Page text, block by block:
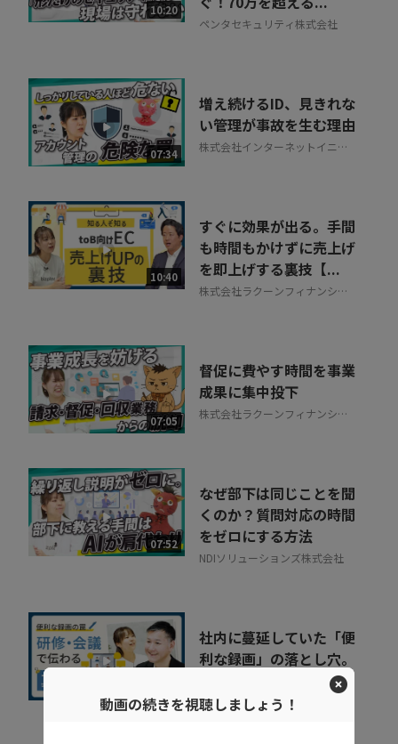
10:20
ペンタセキュリティ株式会社
07:34
増え続けるID、見きれな
い管理が事故を生む理由
株式会社インターネットイニシ
10:40
すぐに効果が出る。手間
も時間もかけずに売上げ
を即上げする裏技【...
株式会社ラクーンフィナンシャ
07:05
督促に費やす時間を事業
成果に集中投下
株式会社ラクーンフィナンシャ
07:52
なぜ部下は同じことを聞
くのか？質問対応の時間
をゼロにする方法
NDIソリューションズ株式会社
社内に蔓延していた「便
利な録画」の落とし穴。
NDIソリューションズ株式会社
動画の続きを視聴しましょう！